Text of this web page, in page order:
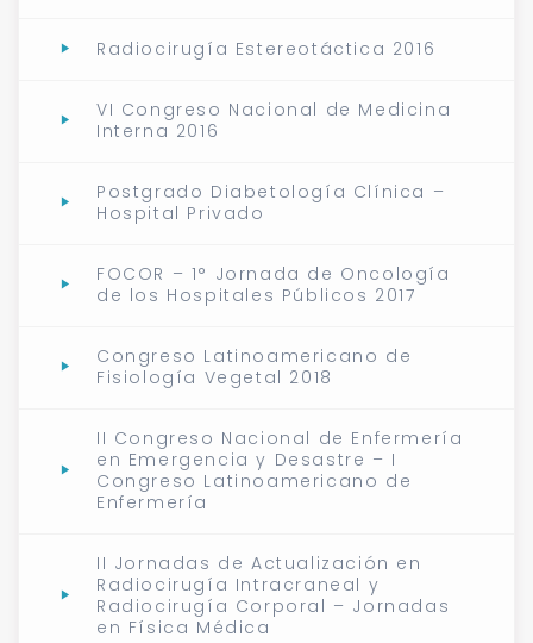
Radiocirugía Estereotáctica 2016
VI Congreso Nacional de Medicina
Interna 2016
Postgrado Diabetología Clínica –
Hospital Privado
FOCOR – 1° Jornada de Oncología
de los Hospitales Públicos 2017
Congreso Latinoamericano de
Fisiología Vegetal 2018
II Congreso Nacional de Enfermería
en Emergencia y Desastre – I
Congreso Latinoamericano de
Enfermería
II Jornadas de Actualización en
Radiocirugía Intracraneal y
Radiocirugía Corporal – Jornadas
en Física Médica